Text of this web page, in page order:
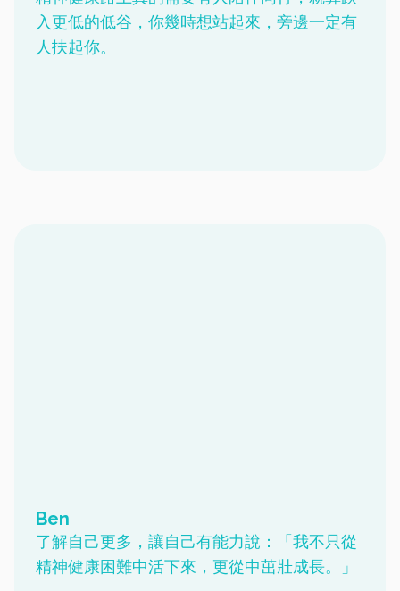
入更低的低谷，你幾時想站起來，旁邊一定有
人扶起你。
Ben
了解自己更多，讓自己有能力說：「我不只從
精神健康困難中活下來，更從中茁壯成長。」